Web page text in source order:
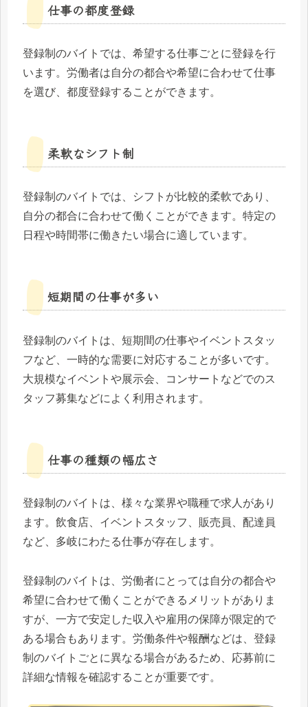
仕事の都度登録
登録制のバイトでは、希望する仕事ごとに登録を行
います。労働者は自分の都合や希望に合わせて仕事
を選び、都度登録することができます。
柔軟なシフト制
登録制のバイトでは、シフトが比較的柔軟であり、
自分の都合に合わせて働くことができます。特定の
日程や時間帯に働きたい場合に適しています。
短期間の仕事が多い
登録制のバイトは、短期間の仕事やイベントスタッ
フなど、一時的な需要に対応することが多いです。
大規模なイベントや展示会、コンサートなどでのス
タッフ募集などによく利用されます。
仕事の種類の幅広さ
登録制のバイトは、様々な業界や職種で求人があり
ます。飲食店、イベントスタッフ、販売員、配達員
など、多岐にわたる仕事が存在します。
登録制のバイトは、労働者にとっては自分の都合や
希望に合わせて働くことができるメリットがありま
すが、一方で安定した収入や雇用の保障が限定的で
ある場合もあります。労働条件や報酬などは、登録
制のバイトごとに異なる場合があるため、応募前に
詳細な情報を確認することが重要です。